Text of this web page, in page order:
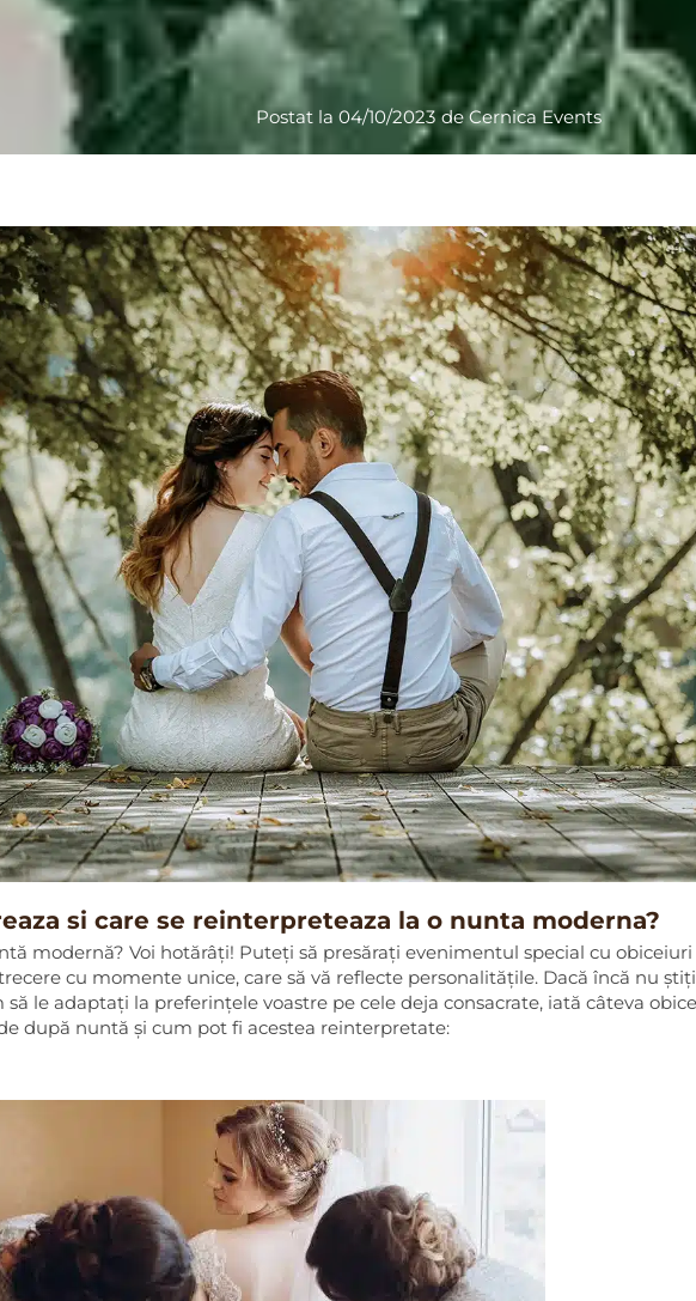
Postat la 04/10/2023 deCernica Events
si care se reinterpreteaza la o nunta moderna?
modernă? Voi hotărâți! Puteți să presărați evenimentul special cu obiceiuri
cu momente unice, care să vă reflecte personalitățile. Dacă încă nu
le adaptați la preferințele voastre pe cele deja consacrate, iată câteva
după nuntă și cum pot fi acestea reinterpretate: